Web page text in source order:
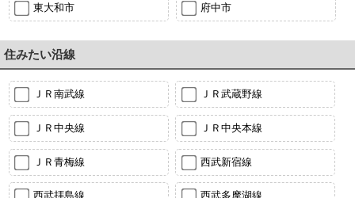
東大和市 府中市
住みたい沿線
ＪＲ南武線 ＪＲ武蔵野線
ＪＲ中央線 ＪＲ中央本線
ＪＲ青梅線 西武新宿線
西武拝島線 西武多摩湖線